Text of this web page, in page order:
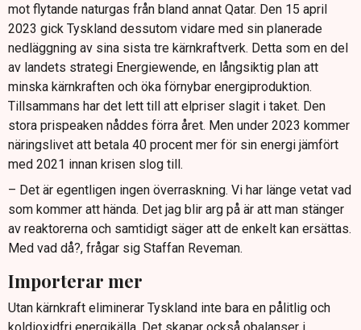
mot flytande naturgas från bland annat Qatar. Den 15 april
2023 gick Tyskland dessutom vidare med sin planerade
nedläggning av sina sista tre kärnkraftverk. Detta som en del
av landets strategi Energiewende, en långsiktig plan att
minska kärnkraften och öka förnybar energiproduktion.
Tillsammans har det lett till att elpriser slagit i taket. Den
stora prispeaken nåddes förra året. Men under 2023 kommer
näringslivet att betala 40 procent mer för sin energi jämfört
med 2021 innan krisen slog till.
– Det är egentligen ingen överraskning. Vi har länge vetat vad
som kommer att hända. Det jag blir arg på är att man stänger
av reaktorerna och samtidigt säger att de enkelt kan ersättas.
Med vad då?, frågar sig Staffan Reveman.
Importerar mer
Utan kärnkraft eliminerar Tyskland inte bara en pålitlig och